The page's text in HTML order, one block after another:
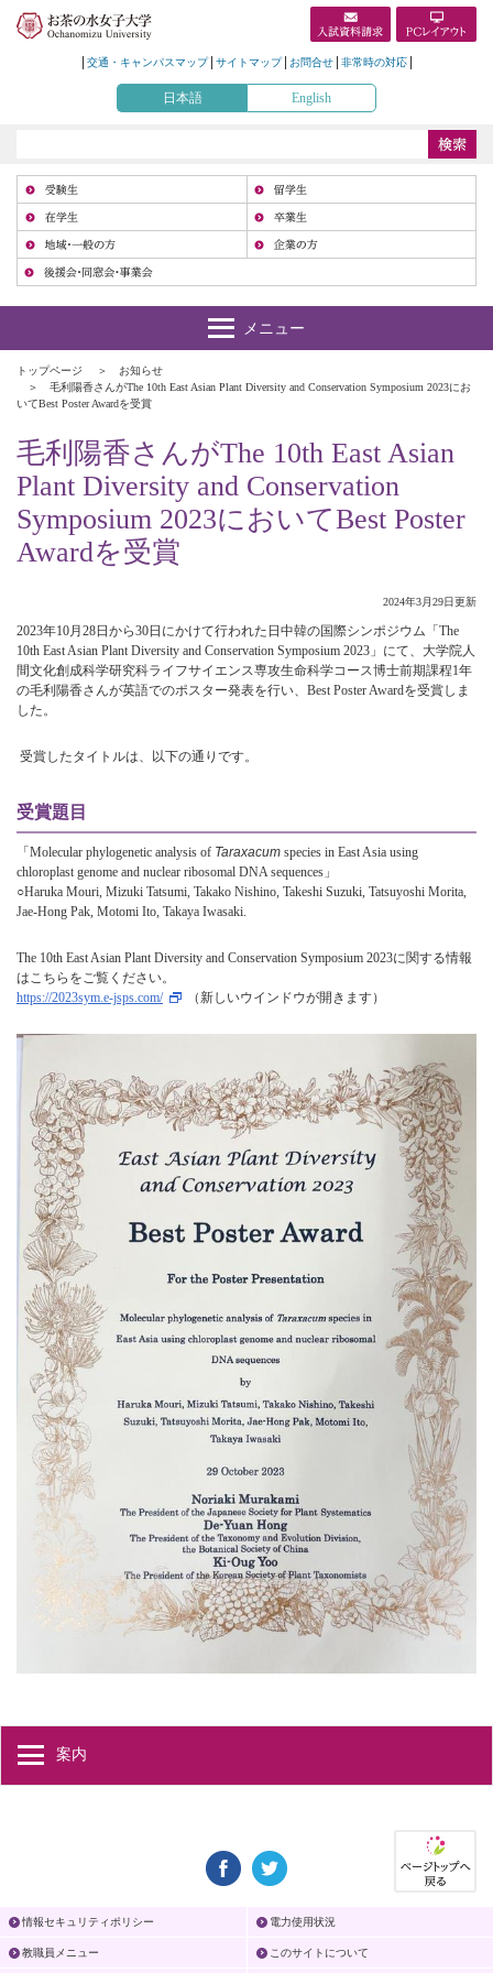
交通・キャンパスマップ サイトマップ お問合せ 非常時の対応
日本語 English
トップページ
お知らせ
毛利陽香さんがThe 10th East Asian Plant Diversity and Conservation Symposium 2023にお
いてBest Poster Awardを受賞
毛利陽香さんがThe 10th East Asian
Plant Diversity and Conservation
Symposium 2023においてBest Poster
Awardを受賞
2024年3月29日更新
2023年10月28日から30日にかけて行われた日中韓の国際シンポジウム「The
10th East Asian Plant Diversity and Conservation Symposium 2023」にて、大学院人
間文化創成科学研究科ライフサイエンス専攻生命科学コース博士前期課程1年
の毛利陽香さんが英語でのポスター発表を行い、Best Poster Awardを受賞しま
した。
受賞したタイトルは、以下の通りです。
受賞題目
「Molecular phylogenetic analysis of Taraxacum species in East Asia using
chloroplast genome and nuclear ribosomal DNA sequences」
○Haruka Mouri, Mizuki Tatsumi, Takako Nishino, Takeshi Suzuki, Tatsuyoshi Morita,
Jae-Hong Pak, Motomi Ito, Takaya Iwasaki.
The 10th East Asian Plant Diversity and Conservation Symposium 2023に関する情報
はこちらをご覧ください。
https://2023sym.e-jsps.com/
（新しいウインドウが開きます）
案内
情報セキュリティポリシー 電力使用状況
教職員メニュー このサイトについて